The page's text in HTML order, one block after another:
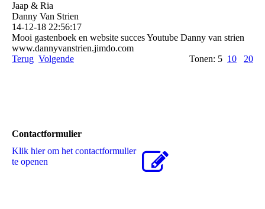
Jaap & Ria
Danny Van Strien
14-12-18 22:56:17
Mooi gastenboek en website succes Youtube Danny van strien
www.­dannyvanstrien.­jimdo.­com
Terug Volgende Tonen: 5 10 20
Contactformulier
Klik hier om het contactformulier
te openen